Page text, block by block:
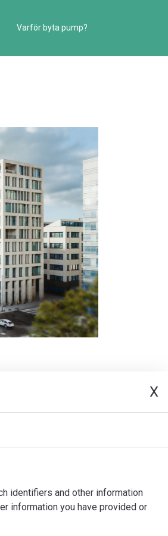
X
identifiers and other information
information you have provided or
Varför byta pump?